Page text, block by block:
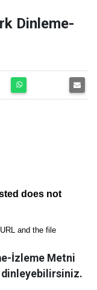
Dinleme-
İzleme Metni
dinleyebilirsiniz.